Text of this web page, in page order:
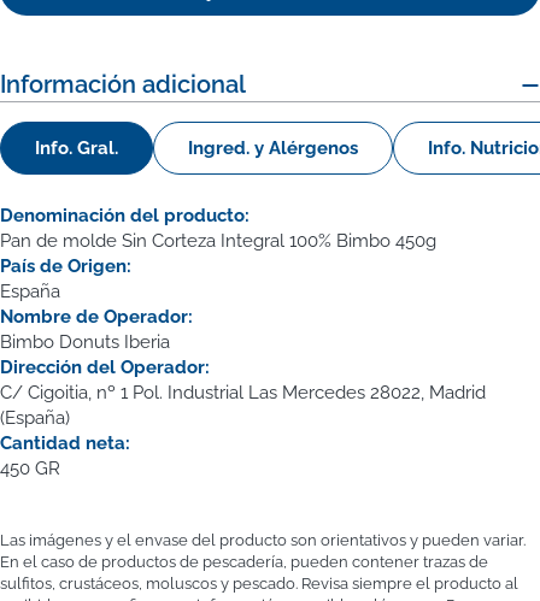
Información adicional
Info. Gral. Ingred. y Alérgenos Info.
Denominación del producto:
Pan de molde Sin Corteza Integral 100% Bimbo 450g
País de Origen:
España
Nombre de Operador:
Bimbo Donuts Iberia
Dirección del Operador:
C/ Cigoitia, nº 1 Pol. Industrial Las Mercedes 28022, Madrid
(España)
Cantidad neta:
450 GR
Las imágenes y el envase del producto son orientativos y pueden variar.
En el caso de productos de pescadería, pueden contener trazas de
sulfitos, crustáceos, moluscos y pescado. Revisa siempre el producto al